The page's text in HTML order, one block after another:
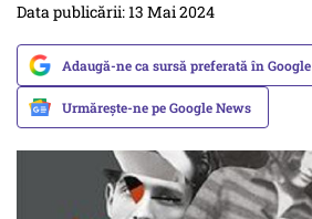
Data publicării: 13 Mai 2024
Adaugă-ne ca sursă preferată în Google
Urmărește-ne pe Google News